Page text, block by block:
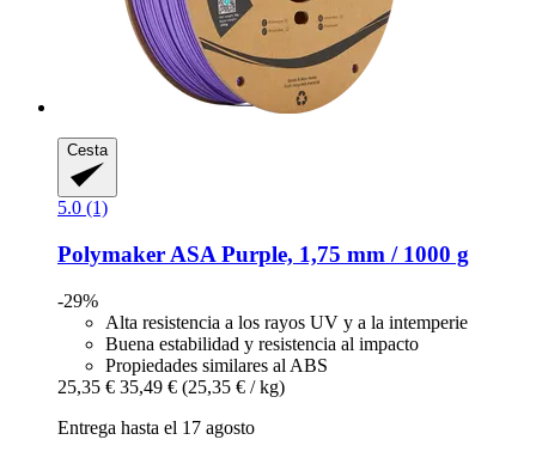
Cesta
5.0 (1)
Polymaker ASA Purple, 1,75 mm / 1000 g
-29%
Alta resistencia a los rayos UV y a la intemperie
Buena estabilidad y resistencia al impacto
Propiedades similares al ABS
25,35 € 35,49 € (25,35 € / kg)
Entrega hasta el 17 agosto